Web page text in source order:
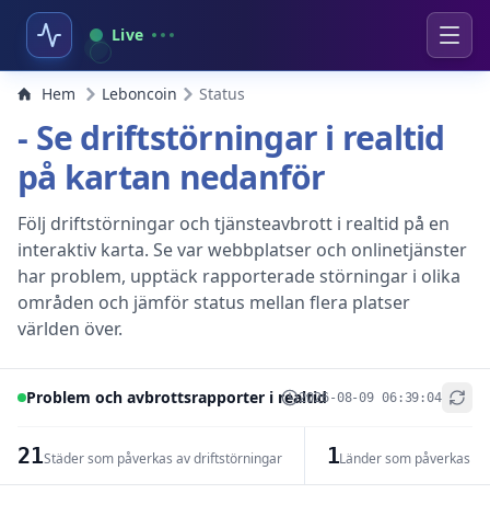
Live
Hem Leboncoin Status
- Se driftstörningar i realtid
på kartan nedanför
Följ driftstörningar och tjänsteavbrott i realtid på en
interaktiv karta. Se var webbplatser och onlinetjänster
har problem, upptäck rapporterade störningar i olika
områden och jämför status mellan flera platser
världen över.
Problem och avbrottsrapporter i realtid2026-08-09 06:39:04
21Städer som påverkas av driftstörningar 1Länder som påverkas
+